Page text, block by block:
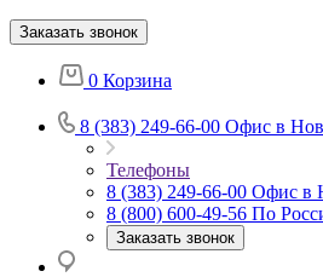
Заказать звонок
0 Корзина
8 (383) 249-66-00 Офис в
Телефоны
8 (383) 249-66-00 Офис в
8 (800) 600-49-56 По
Заказать звонок